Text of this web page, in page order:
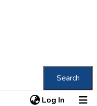
Search
Log In (current)